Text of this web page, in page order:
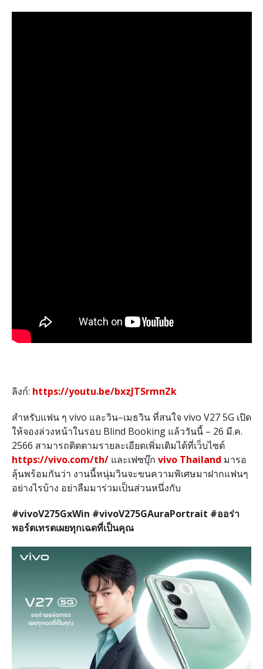
ลิงก์: https://youtu.be/bxzJTSrmnZk
สำหรับแฟน ๆ vivo และวิน–เมธวิน ที่สนใจ vivo V27 5G เปิด
ให้จองล่วงหน้าในรอบ Blind Booking แล้ววันนี้– 26 มี.ค.
2566 สามารถติดตามรายละเอียดเพิ่มเติมได้ที่เว็บไซต์
https://vivo.com/th/ และเฟซบุ๊ก vivo Thailand มารอ
ลุ้นพร้อมกันว่า งานนี้หนุ่มวินจะขนความพิเศษมาฝากแฟนๆ
อย่างไรบ้าง อย่าลืมมาร่วมเป็นส่วนหนึ่งกับ
#vivoV275GxWin #vivoV275GAuraPortrait #ออร่า
พอร์ตเทรตเผยทุกเฉดที่เป็นคุณ